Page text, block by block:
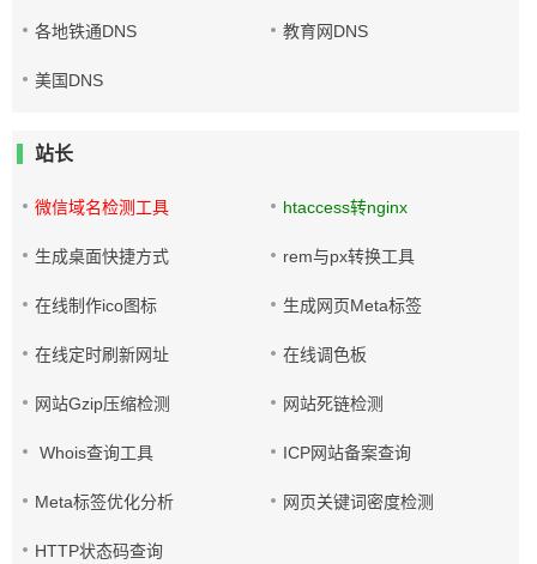
各地铁通DNS 教育网DNS
美国DNS
站长
微信域名检测工具 htaccess转nginx
生成桌面快捷方式 rem与px转换工具
在线制作ico图标 生成网页Meta标签
在线定时刷新网址 在线调色板
网站Gzip压缩检测 网站死链检测
Whois查询工具 ICP网站备案查询
Meta标签优化分析 网页关键词密度检测
HTTP状态码查询